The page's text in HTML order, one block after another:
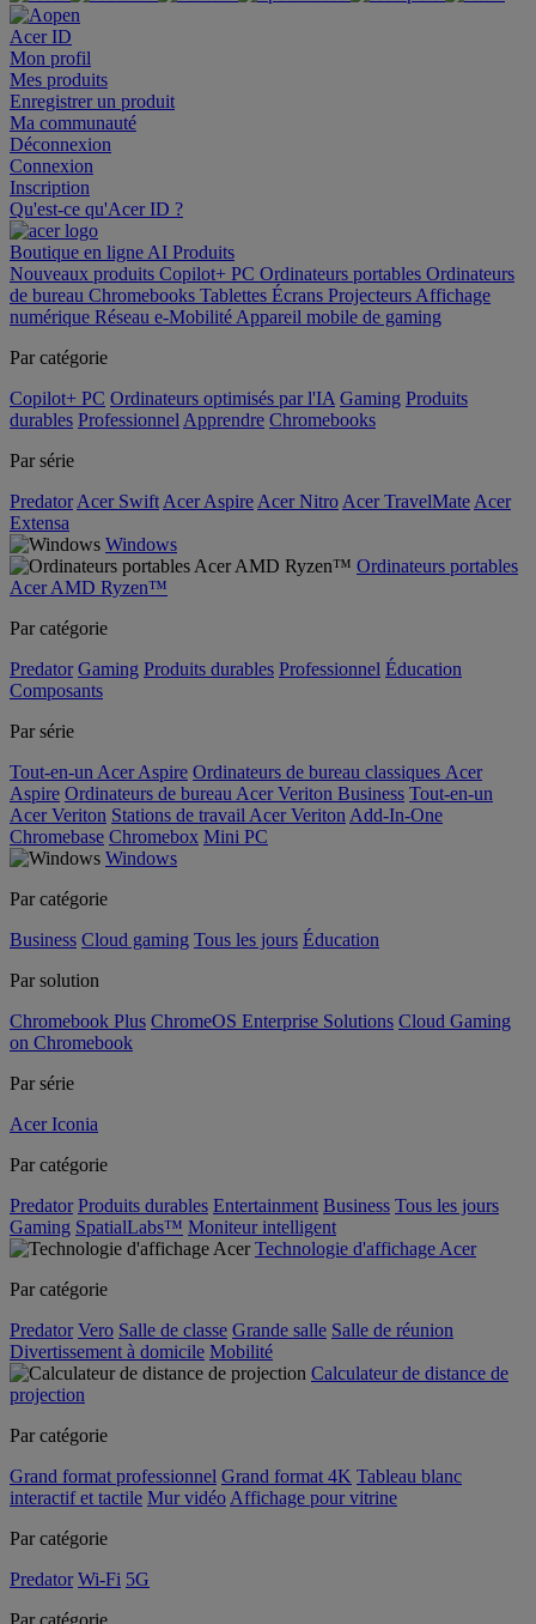
Acer ID
Mon profil
Mes produits
Enregistrer un produit
Ma communauté
Déconnexion
Connexion
Inscription
Qu'est-ce qu'Acer ID ?
Boutique en ligne AI Produits
Nouveaux produits Copilot+ PC Ordinateurs portables Ordinateurs
de bureau Chromebooks Tablettes Écrans Projecteurs Affichage
numérique Réseau e-Mobilité Appareil mobile de gaming
Par catégorie
Copilot+ PC Ordinateurs optimisés par l'IA Gaming Produits
durables Professionnel Apprendre Chromebooks
Par série
Predator Acer Swift Acer Aspire Acer Nitro Acer TravelMate Acer
Extensa
Windows
Ordinateurs portables
Acer AMD Ryzen™
Par catégorie
Predator Gaming Produits durables Professionnel Éducation
Composants
Par série
Tout-en-un Acer Aspire Ordinateurs de bureau classiques Acer
Aspire Ordinateurs de bureau Acer Veriton Business Tout-en-un
Acer Veriton Stations de travail Acer Veriton Add-In-One
Chromebase Chromebox Mini PC
Windows
Par catégorie
Business Cloud gaming Tous les jours Éducation
Par solution
Chromebook Plus ChromeOS Enterprise Solutions Cloud Gaming
on Chromebook
Par série
Acer Iconia
Par catégorie
Predator Produits durables Entertainment Business Tous les jours
Gaming SpatialLabs™ Moniteur intelligent
Technologie d'affichage Acer
Par catégorie
Predator Vero Salle de classe Grande salle Salle de réunion
Divertissement à domicile Mobilité
Calculateur de distance de
projection
Par catégorie
Grand format professionnel Grand format 4K Tableau blanc
interactif et tactile Mur vidéo Affichage pour vitrine
Par catégorie
Predator Wi-Fi 5G
Par catégorie